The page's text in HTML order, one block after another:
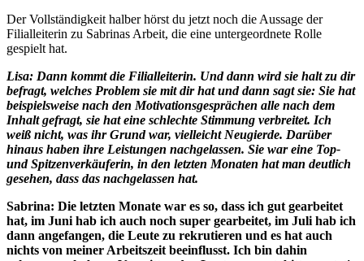
Der Vollständigkeit halber hörst du jetzt noch die Aussage der
Filialleiterin zu Sabrinas Arbeit, die eine untergeordnete Rolle
gespielt hat.
Lisa: Dann kommt die Filialleiterin. Und dann wird sie halt zu dir
befragt, welches Problem sie mit dir hat und dann sagt sie: Sie hat
beispielsweise nach den Motivationsgesprächen alle nach dem
Inhalt gefragt, sie hat eine schlechte Stimmung verbreitet. Ich
weiß nicht, was ihr Grund war, vielleicht Neugierde. Darüber
hinaus haben ihre Leistungen nachgelassen. Sie war eine Top-
und Spitzenverkäuferin, in den letzten Monaten hat man deutlich
gesehen, dass das nachgelassen hat.
Sabrina: Die letzten Monate war es so, dass ich gut gearbeitet
hat, im Juni hab ich auch noch super gearbeitet, im Juli hab ich
dann angefangen, die Leute zu rekrutieren und es hat auch
nichts von meiner Arbeitszeit beeinflusst. Ich bin dahin